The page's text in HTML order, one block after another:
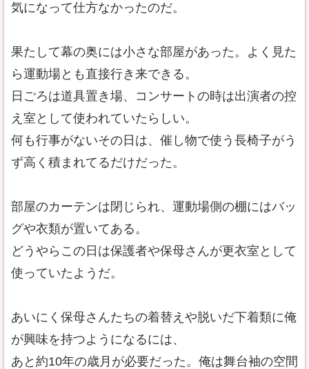
気になって仕方なかったのだ。
果たして幕の奥には小さな部屋があった。よく見た
ら運動場とも直接行き来できる。
日ごろは道具置き場、コンサートの時は出演者の控
え室として使われていたらしい。
何も行事がないその日は、催し物で使う長椅子がう
ず高く積まれてるだけだった。
部屋のカーテンは閉じられ、運動場側の棚にはバッ
グや衣類が置いてある。
どうやらこの日は保護者や保母さんが更衣室として
使っていたようだ。
あいにく保母さんたちの着替えや脱いだ下着類に俺
が興味を持つようになるには、
あと約10年の歳月が必要だった。俺は舞台袖の空間